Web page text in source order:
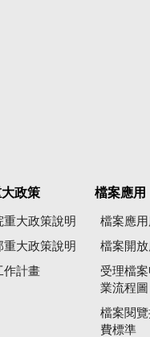
政策
重大政策說明
重大政策說明
作計畫
檔案應用
檔案應
檔案開
受理檔
業流程圖
檔案閱
費標準